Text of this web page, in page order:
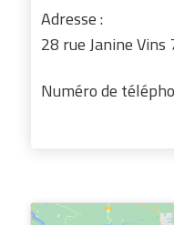
Adresse :
28 rue Janine Vins
Numéro de